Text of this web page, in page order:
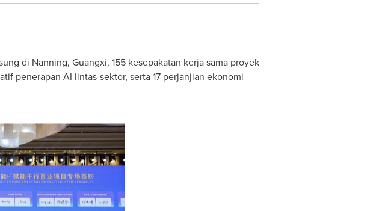
di Nanning, Guangxi, 155 kesepakatan kerja sama proyek
penerapan AI lintas-sektor, serta 17 perjanjian ekonomi